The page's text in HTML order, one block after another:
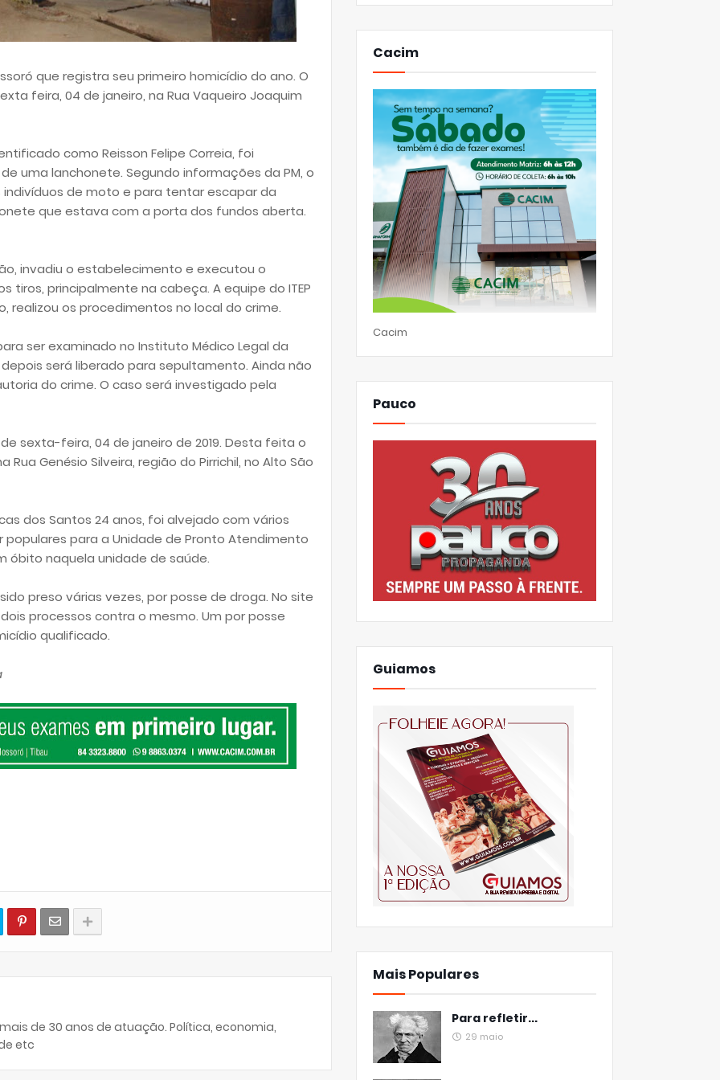
que registra seu primeiro homicídio do ano. O
feira, 04 de janeiro, na Rua Vaqueiro Joaquim
como Reisson Felipe Correia, foi
uma lanchonete. Segundo informações da PM, o
de moto e para tentar escapar da
que estava com a porta dos fundos aberta.
invadiu o estabelecimento e executou o
tiros, principalmente na cabeça. A equipe do ITEP
realizou os procedimentos no local do crime.
ser examinado no Instituto Médico Legal da
depois será liberado para sepultamento. Ainda não
do crime. O caso será investigado pela
sexta-feira, 04 de janeiro de 2019. Desta feita o
Genésio Silveira, região do Pirrichil, no Alto São
dos Santos 24 anos, foi alvejado com vários
para a Unidade de Pronto Atendimento
óbito naquela unidade de saúde.
preso várias vezes, por posse de droga. No site
processos contra o mesmo. Um por posse
qualificado.
de 30 anos de atuação. Política, economia,
etc
Cacim
Cacim
Pauco
Guiamos
Mais Populares
Para refletir...
29 maio